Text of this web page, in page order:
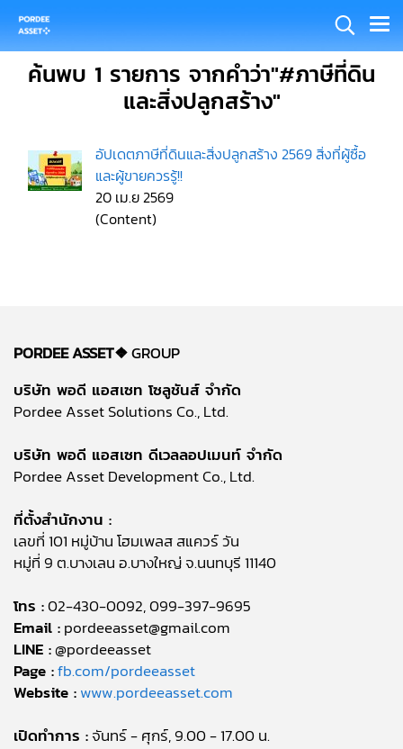
ค้นพบ 1 รายการ จากคำว่า"#ภาษีที่ดิน
และสิ่งปลูกสร้าง"
อัปเดตภาษีที่ดินและสิ่งปลูกสร้าง 2569 สิ่งที่ผู้ซื้อ
และผู้ขายควรรู้!!
20 เม.ย 2569
(Content)
PORDEE ASSET❖GROUP
บริษัท พอดี แอสเซท โซลูชันส์ จำกัด
Pordee Asset Solutions Co., Ltd.
บริษัท พอดี แอสเซท ดีเวลลอปเมนท์ จำกัด
Pordee Asset Development Co., Ltd.
ที่ตั้งสำนักงาน :
เลขที่ 101 หมู่บ้าน โฮมเพลส สแควร์ วัน
หมู่ที่ 9 ต.บางเลน อ.บางใหญ่ จ.นนทบุรี 11140
โทร :02-430-0092, 099-397-9695
Email :pordeeasset@gmail.com
LINE :@pordeeasset
Page :fb.com/pordeeasset
Website :www.pordeeasset.com
เปิดทำการ :จันทร์ - ศุกร์, 9.00 - 17.00 น.